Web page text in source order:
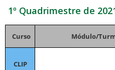
1º Quadrimestre de
Curso Módulo/
CLIP